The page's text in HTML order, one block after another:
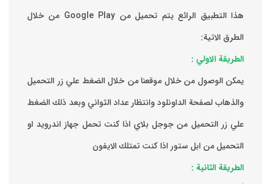
هذا التطبيق الرائع يتم تحميل من Google Play من خلال
الطرق الاتية:
الطريقة الاولي :
يمكن الوصول من خلال موقعنا من خلال الضغط علي زر التحميل
والذهاب لصفحة الداونلود وانتظار عداد الثواني وبعد ذلك الضغط
علي زر التحميل من جوجل بلاي اذا كنت تحمل جهاز اندرويد او
التحميل من ابل ستور اذا كنت تمتلك الايفون
الطريقة الثانية :